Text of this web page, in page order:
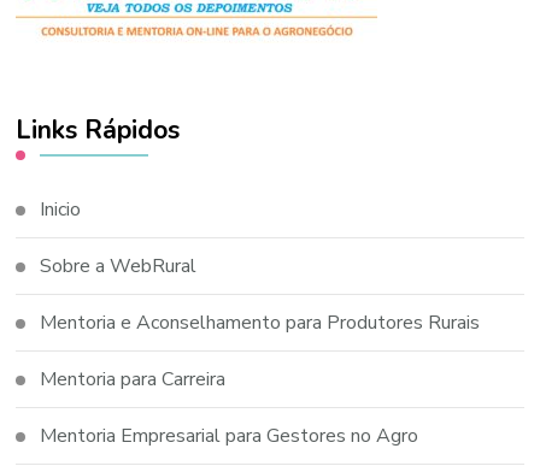
Links Rápidos
Inicio
Sobre a WebRural
Mentoria e Aconselhamento para Produtores Rurais
Mentoria para Carreira
Mentoria Empresarial para Gestores no Agro